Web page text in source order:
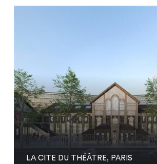
LA CITE DU THÉÂTRE, PARIS